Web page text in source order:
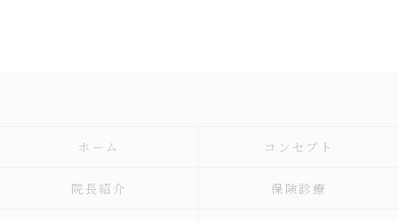
ホーム コンセプト
院長紹介 保険診療